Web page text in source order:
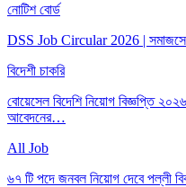
নোটিশ বোর্ড
DSS Job Circular 2026 |
বিদেশী চাকরি
বোয়েসেল বিদেশি নিয়োগ বিজ্ঞপ্তি
আবেদনের…
All Job
৬৭ টি পদে জনবল নিয়োগ দেবে পল্লী